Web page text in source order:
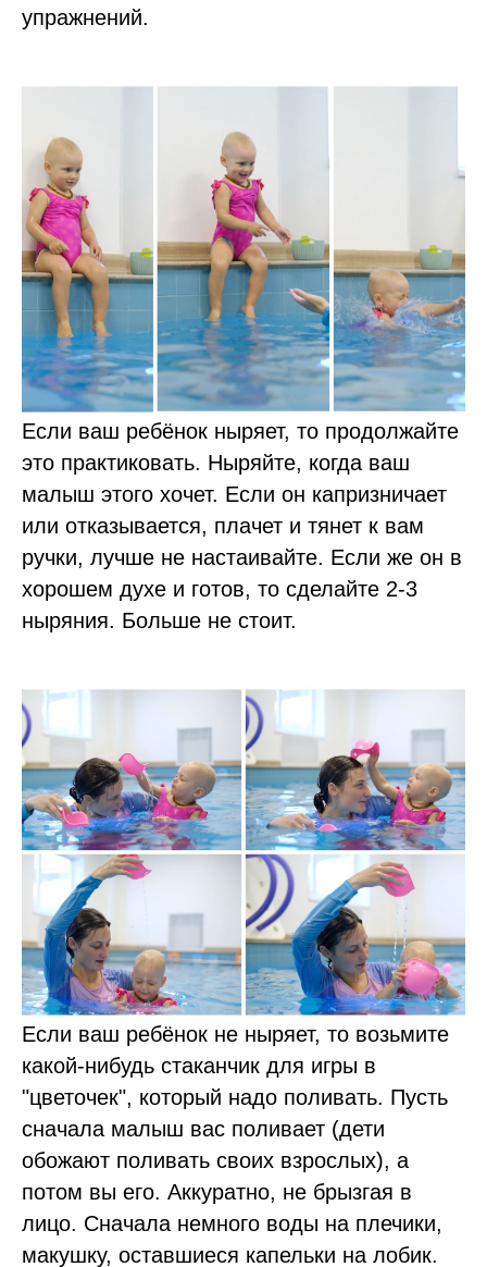
упражнений.
Если ваш ребёнок ныряет, то продолжайте
это практиковать. Ныряйте, когда ваш
малыш этого хочет. Если он капризничает
или отказывается, плачет и тянет к вам
ручки, лучше не настаивайте. Если же он в
хорошем духе и готов, то сделайте 2-3
ныряния. Больше не стоит.
Если ваш ребёнок не ныряет, то возьмите
какой-нибудь стаканчик для игры в
"цветочек", который надо поливать. Пусть
сначала малыш вас поливает (дети
обожают поливать своих взрослых), а
потом вы его. Аккуратно, не брызгая в
лицо. Сначала немного воды на плечики,
макушку, оставшиеся капельки на лобик.